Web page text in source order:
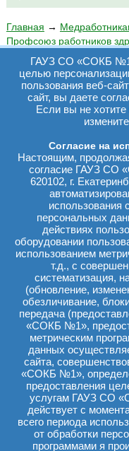
Главная →
Профсоюз работников
БЛАНКИ
Заявление
Бланк
Заявление на
Ходатайство в
Согласие на
ГАУЗ СО «СОКБ
целью
пользования веб-
сайт, вы даете
Если вы не
Согласие на
Настоящим,
согласие ГАУЗ СО
620102, г.
использования
персональных
действиях
оборудовании
использованием
т.д., с
систематизация,
(обновление,
обезличивание,
передача
«СОКБ №1»,
метрическим
данных
сайта,
«СОКБ №1»,
предоставления
услугам ГАУЗ СО
действует с
всего периода
от обработки
программами я